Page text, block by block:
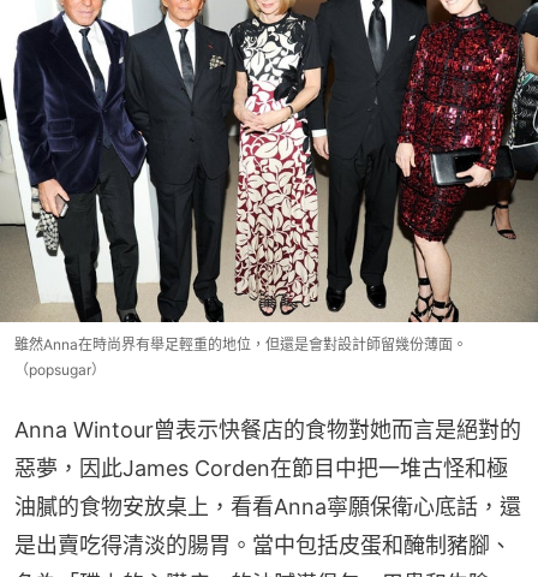
雖然Anna在時尚界有舉足輕重的地位，但還是會對設計師留幾份薄面。
（popsugar）
Anna Wintour曾表示快餐店的食物對她而言是絕對的
惡夢，因此James Corden在節目中把一堆古怪和極
油膩的食物安放桌上，看看Anna寧願保衛心底話，還
是出賣吃得清淡的腸胃。當中包括皮蛋和醃制豬腳、